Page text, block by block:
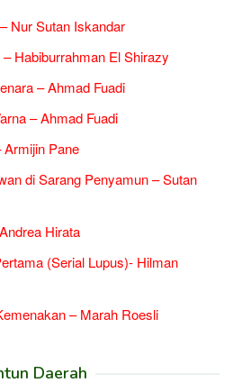
Nur Sutan Iskandar
Habiburrahman El Shirazy
– Ahmad Fuadi
– Ahmad Fuadi
Pane
di Sarang Penyamun – Sutan
Hirata
(Serial Lupus)- Hilman
– Marah Roesli
Daerah